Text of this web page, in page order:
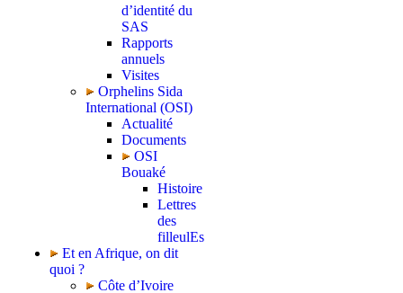
d’identité du
SAS
Rapports
annuels
Visites
Orphelins Sida
International (OSI)
Actualité
Documents
OSI
Bouaké
Histoire
Lettres
des
filleulEs
Et en Afrique, on dit
quoi ?
Côte d’Ivoire